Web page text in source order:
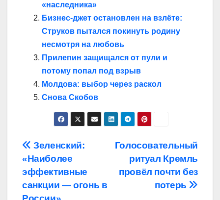
«наследника»
Бизнес-джет остановлен на взлёте:
Струков пытался покинуть родину
несмотря на любовь
Прилепин защищался от пули и
потому попал под взрыв
Молдова: выбор через раскол
Снова Скобов
Навигация
по
записям
Голосовательный
ритуал Кремль
провёл почти без
потерь
Зеленский:
«Наиболее
эффективные
санкции — огонь в